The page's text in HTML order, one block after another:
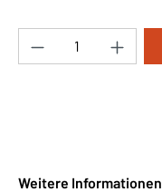
Produkt
Weitere Informationen